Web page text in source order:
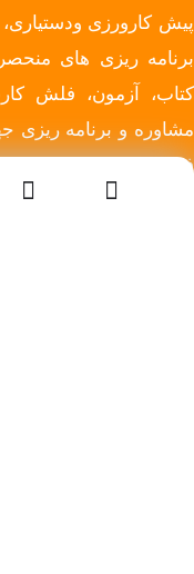
پیش کارورزی
برنامه ریزی های
کتاب، آزمون، فلش
مشاوره و برنامه ریزی
فراهم نموده است